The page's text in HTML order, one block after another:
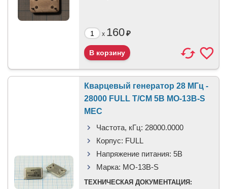
x 160₽
Кварцевый генератор 28 МГц -
28000 FULL T/CM 5В MO-13B-S
MEC
Частота, кГц: 28000.0000
Корпус: FULL
Напряжение питания: 5В
Марка: MO-13B-S
ТЕХНИЧЕСКАЯ ДОКУМЕНТАЦИЯ: